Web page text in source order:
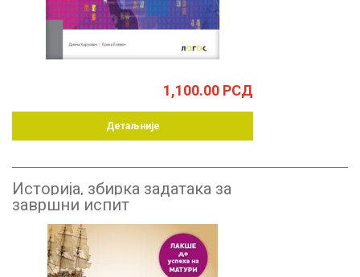
1,100.00 РСД
Детаљније
Историја, збирка задатака за
завршни испит